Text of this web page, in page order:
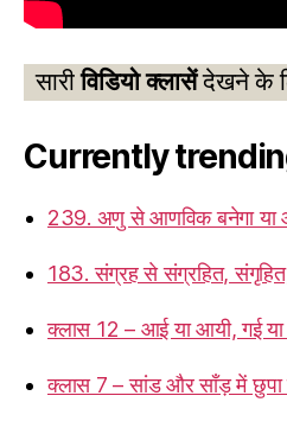
सारीविडियो क्लासेंदेखने के
Currently
239. अणु से आणविक बनेगा या
183. संग्रह से संग्रहित,
क्लास 12 – आई या आयी, गई या
क्लास 7 – सांड और साँड़ में